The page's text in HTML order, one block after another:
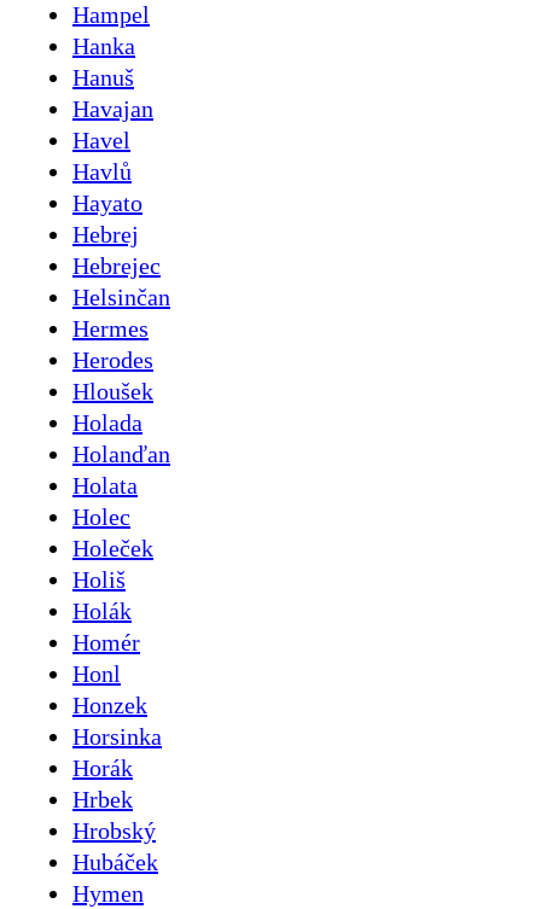
Hampel
Hanka
Hanuš
Havajan
Havel
Havlů
Hayato
Hebrej
Hebrejec
Helsinčan
Hermes
Herodes
Hloušek
Holada
Holanďan
Holata
Holec
Holeček
Holiš
Holák
Homér
Honl
Honzek
Horsinka
Horák
Hrbek
Hrobský
Hubáček
Hymen